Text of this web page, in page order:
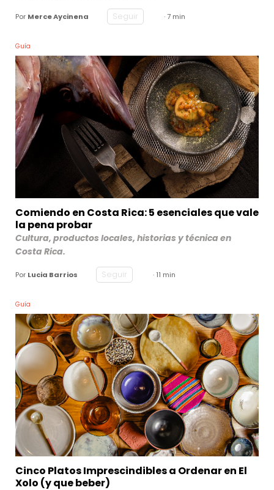
Por Merce Aycinena Seguir · 7 min
Guía
Comiendo en Costa Rica: 5 esenciales que vale
la pena probar
Cultura, productos locales, historias y técnica en
Costa Rica.
Por Lucia Barrios Seguir · 11 min
Guía
Cinco Platos Imprescindibles a Ordenar en El
Xolo (y que beber)